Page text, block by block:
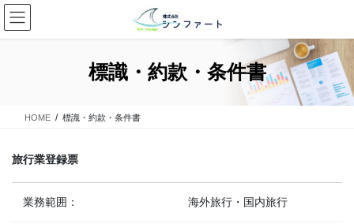
コ
ン
ナ
ビ
標識・約款・条件書
HOME 標識・約款・条件書
旅行業登録票
業務範囲： 海外旅行・国内旅行